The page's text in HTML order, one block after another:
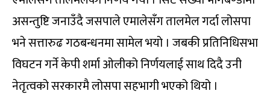
असन्तुष्टि जनाउँदै जसपाले एमालेसँग तालमेल गर्दा लोसपा
भने सत्तारुढ गठबन्धनमा सामेल भयो । जबकी प्रतिनिधिसभा
विघटन गर्ने केपी शर्मा ओलीको निर्णयलाई साथ दिदै उनी
नेतृत्वको सरकारमै लोसपा सहभागी भएको थियो ।